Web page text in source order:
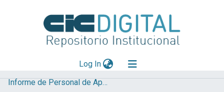
Log In(current)
Explorar
Informe de Personal de Apoyo